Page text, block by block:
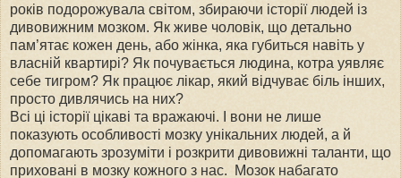
років подорожувала світом, збираючи історії людей із
дивовижним мозком. Як живе чоловік, що детально
пам’ятає кожен день, або жінка, яка губиться навіть у
власній квартирі? Як почувається людина, котра уявляє
себе тигром? Як працює лікар, який відчуває біль інших,
просто дивлячись на них?
Всі ці історії цікаві та вражаючі. І вони не лише
показують особливості мозку унікальних людей, а й
допомагають зрозуміти і розкрити дивовижні таланти, що
приховані в мозку кожного з нас. Mозок набагато